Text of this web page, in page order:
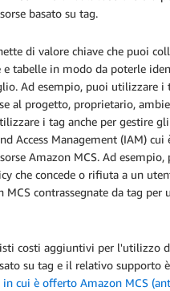
basato su tag.
di valore chiave che puoi
e tabelle in modo da poterle
Ad esempio, puoi utilizzare i
al progetto, proprietario,
i tag anche per gestire
Access Management (IAM) cui
Amazon MCS. Ad
che concede o rifiuta a un
MCS contrassegnate da tag per
costi aggiuntivi per l'utilizzo
su tag e il relativo supporto
in cui è offerto Amazon MCS